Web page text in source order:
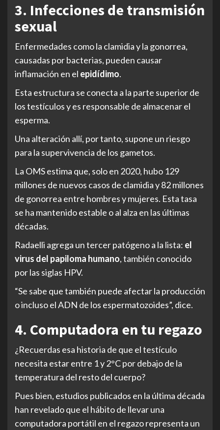
3. Infecciones de transmisión
sexual
Enfermedades como la clamidia y la gonorrea,
causadas por bacterias, pueden causar
inflamación en el epidídimo.
Esta estructura se conecta a la parte superior de
los testículos y es responsable de almacenar el
esperma.
Una alteración allí, por tanto, supone un riesgo
para la supervivencia de los gametos.
La OMS estima que, solo en 2020, hubo 129
millones de nuevos casos de clamidia y 82 millones
de gonorrea entre hombres y mujeres. Esta tasa
se ha mantenido estable o al alza en las últimas
décadas.
Radaelli agrega un tercer patógeno a la lista: el
virus del papiloma humano, también conocido
por las siglas HPV.
“Se sabe que también puede afectar la producción
o incluso el ADN de los espermatozoides”, dice.
4. Computadora en tu regazo
¿Recuerdas esa historia de que el testículo
necesita estar entre 1 y 2°C por debajo de la
temperatura del resto del cuerpo?
Pues bien, estudios publicados en la última década
han revelado que el hábito de llevar una
computadora portátil en el regazo representa un